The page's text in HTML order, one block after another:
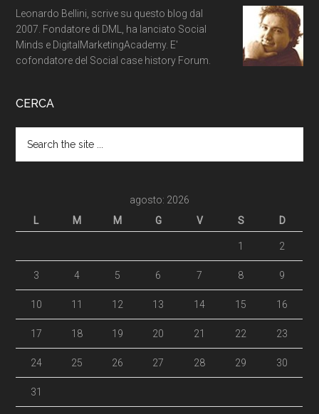
Leonardo Bellini, scrive su questo blog dal
2007. Fondatore di DML, ha lanciato Social
Minds e DigitalMarketingAcademy. E'
cofondatore del Social case history Forum.
CERCA
agosto: 2026
L
M M G V S D
1 2
3 4 5 6 7 8 9
10 11 12 13 14 15 16
17 18 19 20 21 22 23
24 25 26 27 28 29 30
31